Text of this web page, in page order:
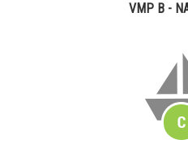
VMP B -